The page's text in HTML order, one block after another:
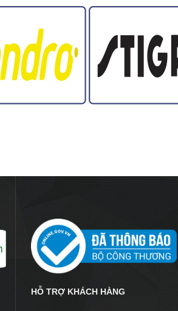
HỖ TRỢ KHÁCH HÀNG